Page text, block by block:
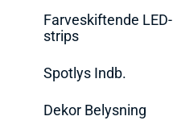
Farveskiftende LED-
strips
Spotlys Indb.
Dekor Belysning